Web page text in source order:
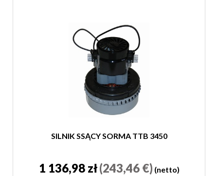
SILNIK SSĄCY SORMA TTB 3450
1 136,98 zł(243,46 €) (netto)